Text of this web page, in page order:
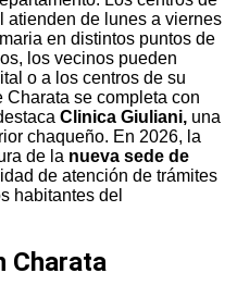
atienden de lunes a viernes
en distintos puntos de
los vecinos pueden
o a los centros de su
Charata se completa con
Clinica Giuliani, una
chaqueño. En 2026, la
de la nueva sede de
de atención de trámites
habitantes del
Charata